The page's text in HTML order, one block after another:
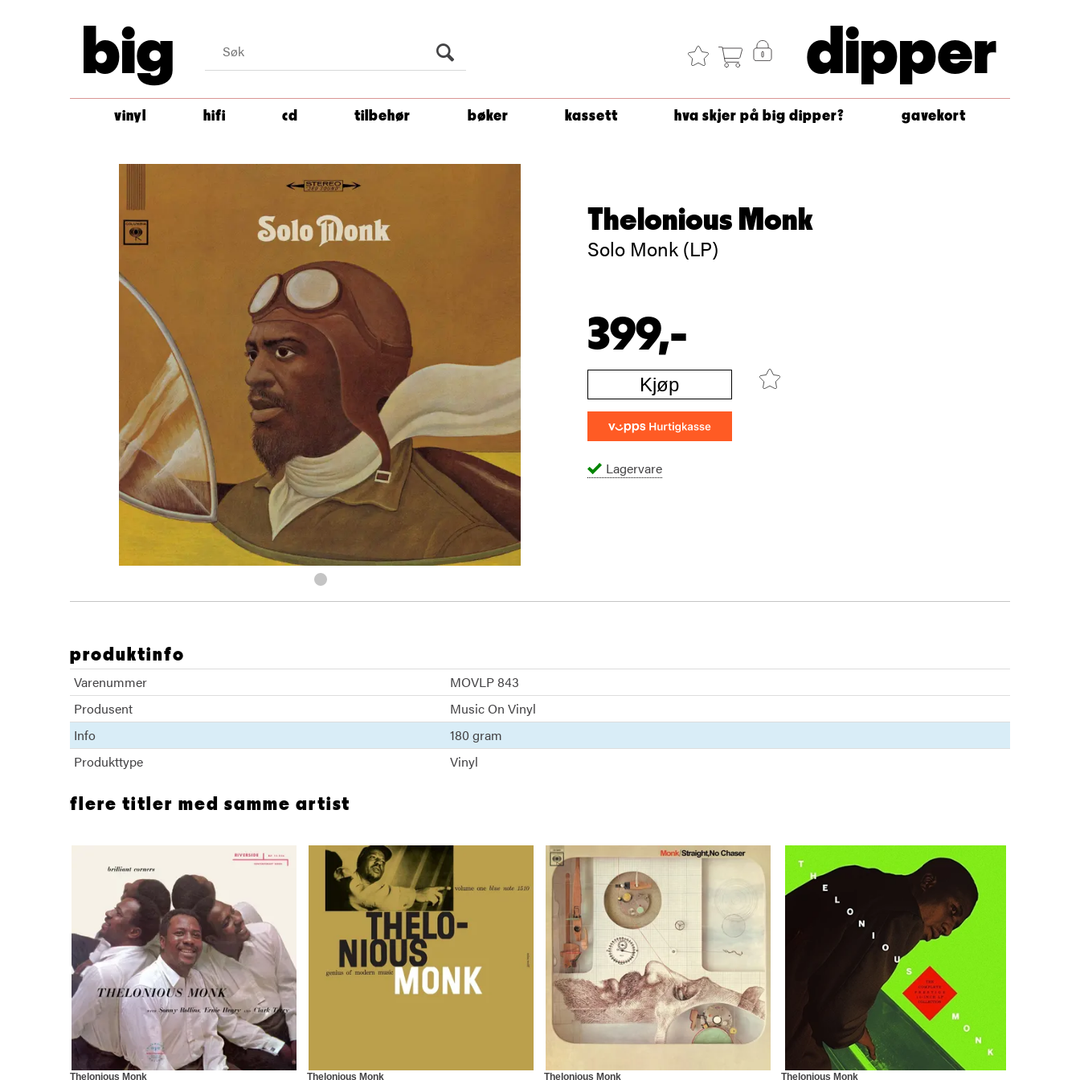
big dipper
vinyl hifi cd tilbehør bøker kassett hva skjer på big dipper? gavekort
Thelonious Monk
Solo Monk (LP)
399,-
Kjøp
Lagervare
produktinfo
Varenummer
MOVLP 843
Produsent
Music On Vinyl
Info
180 gram
Produkttype
Vinyl
flere titler med samme artist
Thelonious Monk Thelonious Monk Thelonious Monk Thelonious Monk